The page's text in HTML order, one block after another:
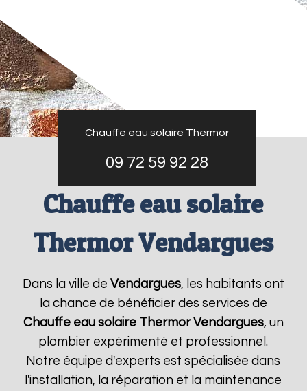
Chauffe eau solaire Thermor
09 72 59 92 28
Chauffe eau solaire
Thermor Vendargues
Dans la ville de Vendargues, les habitants ont
la chance de bénéficier des services de
Chauffe eau solaire Thermor Vendargues, un
plombier expérimenté et professionnel.
Notre équipe d'experts est spécialisée dans
l'installation, la réparation et la maintenance